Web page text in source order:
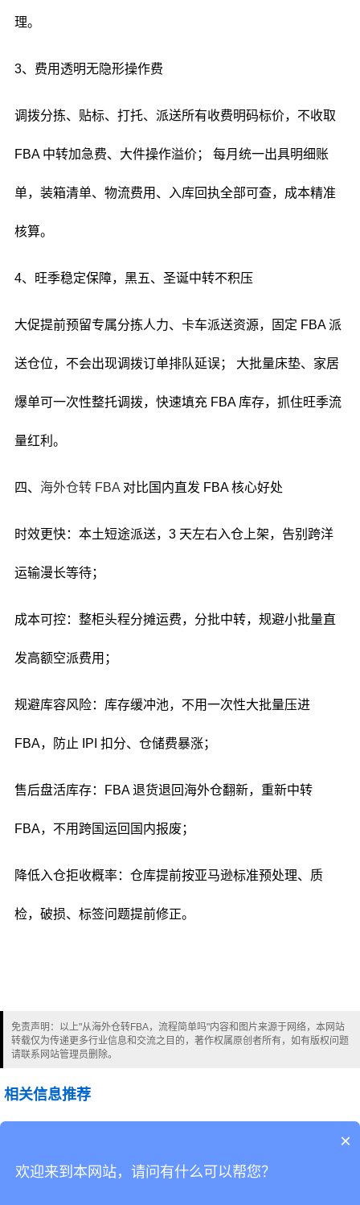
理。
3、费用透明无隐形操作费
调拨分拣、贴标、打托、派送所有收费明码标价，不收取
FBA 中转加急费、大件操作溢价； 每月统一出具明细账
单，装箱清单、物流费用、入库回执全部可查，成本精准
核算。
4、旺季稳定保障，黑五、圣诞中转不积压
大促提前预留专属分拣人力、卡车派送资源，固定 FBA 派
送仓位，不会出现调拨订单排队延误； 大批量床垫、家居
爆单可一次性整托调拨，快速填充 FBA 库存，抓住旺季流
量红利。
四、 海外仓转 FBA 对比国内直发 FBA 核心好处
时效更快：本土短途派送，3 天左右入仓上架，告别跨洋
运输漫长等待；
成本可控：整柜头程分摊运费，分批中转，规避小批量直
发高额空派费用；
规避库容风险：库存缓冲池，不用一次性大批量压进
FBA，防止 IPI 扣分、仓储费暴涨；
售后盘活库存：FBA 退货退回海外仓翻新，重新中转
FBA，不用跨国运回国内报废；
降低入仓拒收概率：仓库提前按亚马逊标准预处理、质
检，破损、标签问题提前修正。
免责声明：以上"从海外仓转FBA，流程简单吗"内容和图片来源于网络，本网站
转载仅为传递更多行业信息和交流之目的，著作权属原创者所有，如有版权问题
请联系网站管理员删除。
相关信息推荐
×
欢迎来到本网站，请问有什么可以帮您？